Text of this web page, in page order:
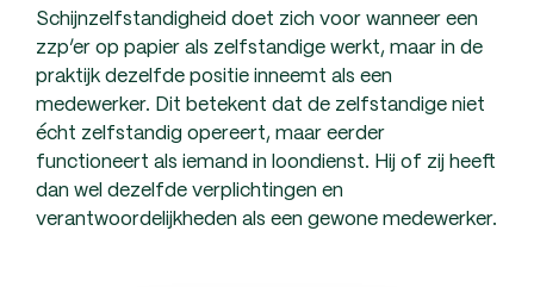
Schijnzelfstandigheid doet zich voor wanneer een
zzp’er op papier als zelfstandige werkt, maar in de
praktijk dezelfde positie inneemt als een
medewerker. Dit betekent dat de zelfstandige niet
écht zelfstandig opereert, maar eerder
functioneert als iemand in loondienst. Hij of zij heeft
dan wel dezelfde verplichtingen en
verantwoordelijkheden als een gewone medewerker.